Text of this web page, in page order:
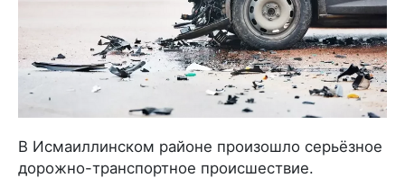
В Исмаиллинском районе произошло серьёзное
дорожно-транспортное происшествие.